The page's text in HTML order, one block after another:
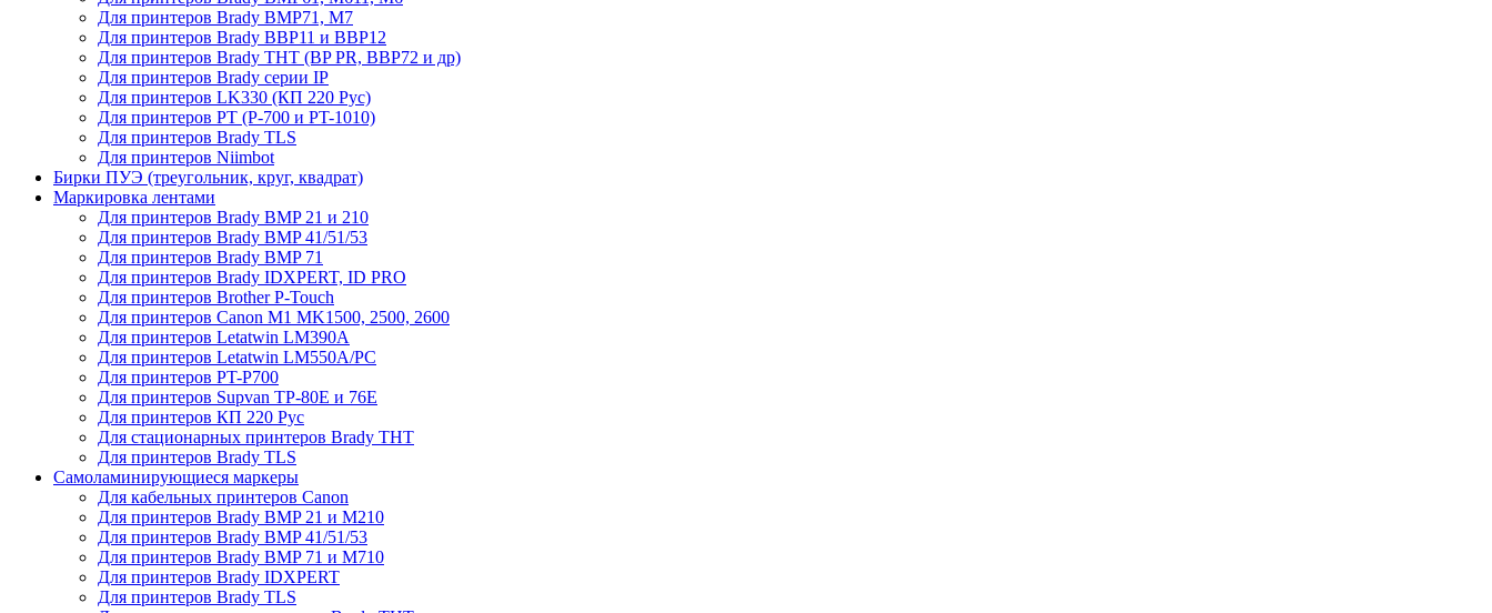
Для принтеров Brady BMP71, M7
Для принтеров Brady BBP11 и BBP12
Для принтеров Brady THT (BP PR, BBP72 и др)
Для принтеров Brady серии IP
Для принтеров LK330 (КП 220 Рус)
Для принтеров PT (P-700 и PT-1010)
Для принтеров Brady TLS
Для принтеров Niimbot
Бирки ПУЭ (треугольник, круг, квадрат)
Маркировка лентами
Для принтеров Brady BMP 21 и 210
Для принтеров Brady BMP 41/51/53
Для принтеров Brady BMP 71
Для принтеров Brady IDXPERT, ID PRO
Для принтеров Brother P-Touch
Для принтеров Canon M1 MK1500, 2500, 2600
Для принтеров Letatwin LM390A
Для принтеров Letatwin LM550A/PC
Для принтеров PT-P700
Для принтеров Supvan TP-80E и 76E
Для принтеров КП 220 Рус
Для стационарных принтеров Brady THT
Для принтеров Brady TLS
Самоламинирующиеся маркеры
Для кабельных принтеров Canon
Для принтеров Brady BMP 21 и M210
Для принтеров Brady BMP 41/51/53
Для принтеров Brady BMP 71 и M710
Для принтеров Brady IDXPERT
Для принтеров Brady TLS